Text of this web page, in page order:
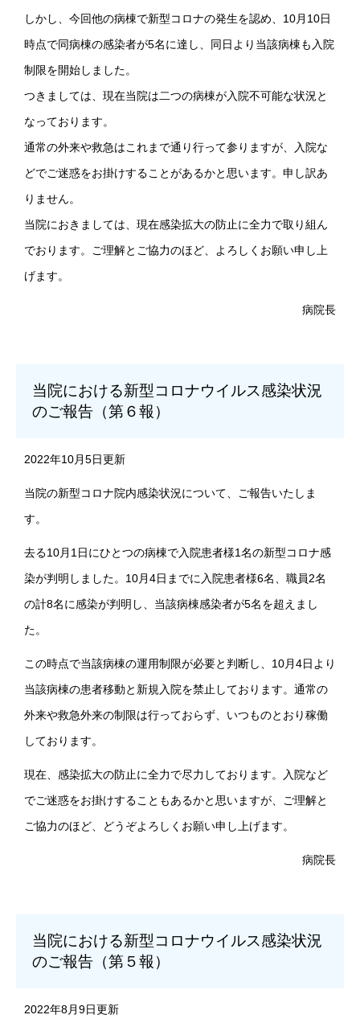
しかし、今回他の病棟で新型コロナの発生を認め、10月10日
時点で同病棟の感染者が5名に達し、同日より当該病棟も入院
制限を開始しました。
つきましては、現在当院は二つの病棟が入院不可能な状況と
なっております。
通常の外来や救急はこれまで通り行って参りますが、入院な
どでご迷惑をお掛けすることがあるかと思います。申し訳あ
りません。
当院におきましては、現在感染拡大の防止に全力で取り組ん
でおります。ご理解とご協力のほど、よろしくお願い申し上
げます。
病院長
当院における新型コロナウイルス感染状況
のご報告（第６報）
2022年10月5日更新
当院の新型コロナ院内感染状況について、ご報告いたしま
す。
去る10月1日にひとつの病棟で入院患者様1名の新型コロナ感
染が判明しました。10月4日までに入院患者様6名、職員2名
の計8名に感染が判明し、当該病棟感染者が5名を超えまし
た。
この時点で当該病棟の運用制限が必要と判断し、10月4日より
当該病棟の患者移動と新規入院を禁止しております。通常の
外来や救急外来の制限は行っておらず、いつものとおり稼働
しております。
現在、感染拡大の防止に全力で尽力しております。入院など
でご迷惑をお掛けすることもあるかと思いますが、ご理解と
ご協力のほど、どうぞよろしくお願い申し上げます。
病院長
当院における新型コロナウイルス感染状況
のご報告（第５報）
2022年8月9日更新